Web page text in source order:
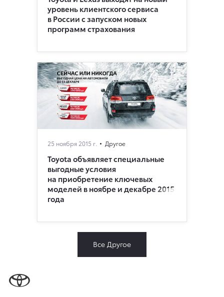
уровень клиентского сервиса
в России с запуском новых
программ страхования
25 ноября 2015 г. Другое
Toyota объявляет специальные
выгодные условия
на приобретение ключевых
моделей в ноябре и декабре 2015
года
Все Другое